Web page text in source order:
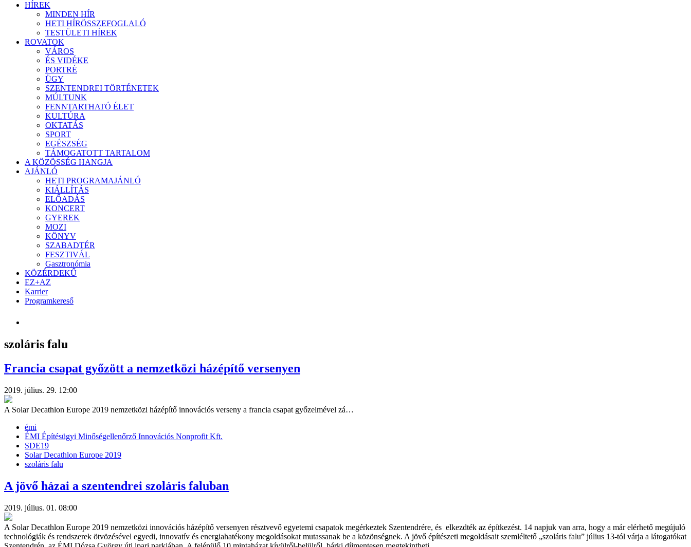
HÍREK
MINDEN HÍR
HETI HÍRÖSSZEFOGLALÓ
TESTÜLETI HÍREK
ROVATOK
VÁROS
ÉS VIDÉKE
PORTRÉ
ÜGY
SZENTENDREI TÖRTÉNETEK
MÚLTUNK
FENNTARTHATÓ ÉLET
KULTÚRA
OKTATÁS
SPORT
EGÉSZSÉG
TÁMOGATOTT TARTALOM
A KÖZÖSSÉG HANGJA
AJÁNLÓ
HETI PROGRAMAJÁNLÓ
KIÁLLÍTÁS
ELŐADÁS
KONCERT
GYEREK
MOZI
KÖNYV
SZABADTÉR
FESZTIVÁL
Gasztronómia
KÖZÉRDEKŰ
EZ+AZ
Karrier
Programkereső
szoláris falu
Francia csapat győzött a nemzetközi házépítő versenyen
2019. július. 29. 12:00
A Solar Decathlon Europe 2019 nemzetközi házépítő innovációs verseny a francia csapat győzelmével zá…
émi
ÉMI Építésügyi Minőségellenőrző Innovációs Nonprofit Kft.
SDE19
Solar Decathlon Europe 2019
szoláris falu
A jövő házai a szentendrei szoláris faluban
2019. július. 01. 08:00
A Solar Decathlon Europe 2019 nemzetközi innovációs házépítő versenyen résztvevő egyetemi csapatok megérkeztek Szentendrére, és elkezdték az építkezést. 14 napjuk van arra, hogy a már elérhető megújuló
technológiák és rendszerek ötvözésével egyedi, innovatív és energiahatékony megoldásokat mutassanak be a közönségnek. A jövő építészeti megoldásait szemléltető „szoláris falu” július 13-tól várja a látogatókat